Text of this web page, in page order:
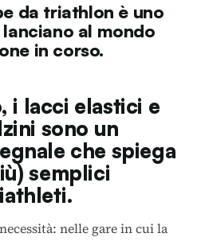
da triathlon è uno
al mondo
in corso.
i lacci elastici e
sono un
che spiega
semplici
nelle gare in cui la